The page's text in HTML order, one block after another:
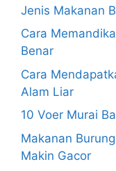
Jenis Makanan
Cara
Benar
Cara
Alam Liar
10 Voer Murai
Makanan
Makin Gacor